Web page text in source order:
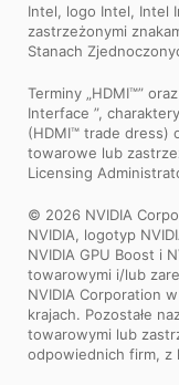
Intel, logo Intel, Intel
zastrzeżonymi
Stanach
Terminy „HDMI™”
Interface ”,
(HDMI™ trade dress)
towarowe lub
Licensing
© 2026 NVIDIA
NVIDIA, logotyp
NVIDIA GPU Boost i
towarowymi i/lub
NVIDIA Corporation
krajach. Pozostałe
towarowymi lub
odpowiednich firm, z